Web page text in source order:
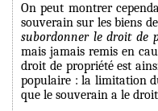
On peut montrer
souverain sur les biens
subordonner le droit de
mais jamais remis en
droit de propriété est
populaire : la limitation
que le souverain a le